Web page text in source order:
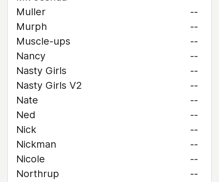
Muller
--
Murph
--
Muscle-ups
--
Nancy
--
Nasty Girls
--
Nasty Girls V2
--
Nate
--
Ned
--
Nick
--
Nickman
--
Nicole
--
Northrup
--